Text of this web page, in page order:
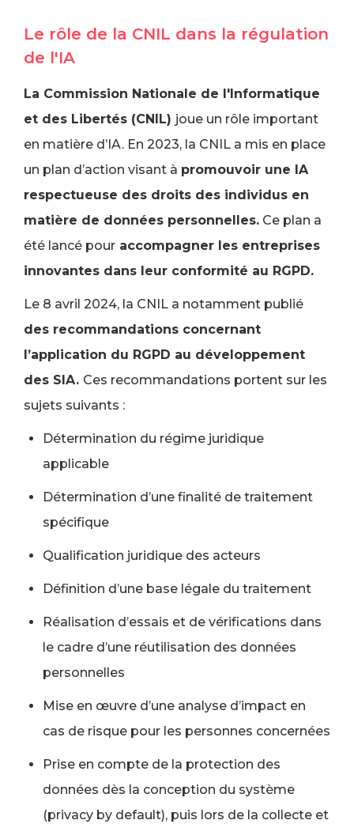
Le rôle de la CNIL dans la régulation
de l'IA
La Commission Nationale de l'Informatique
et des Libertés (CNIL) joue un rôle important
en matière d’IA. En 2023, la CNIL a mis en place
un plan d’action visant à promouvoir une IA
respectueuse des droits des individus en
matière de données personnelles. Ce plan a
été lancé pour accompagner les entreprises
innovantes dans leur conformité au RGPD.
Le 8 avril 2024, la CNIL a notamment publié
des recommandations concernant
l’application du RGPD au développement
des SIA. Ces recommandations portent sur les
sujets suivants :
Détermination du régime juridique
applicable
Détermination d’une finalité de traitement
spécifique
Qualification juridique des acteurs
Définition d’une base légale du traitement
Réalisation d’essais et de vérifications dans
le cadre d’une réutilisation des données
personnelles
Mise en œuvre d’une analyse d’impact en
cas de risque pour les personnes concernées
Prise en compte de la protection des
données dès la conception du système
(privacy by default), puis lors de la collecte et